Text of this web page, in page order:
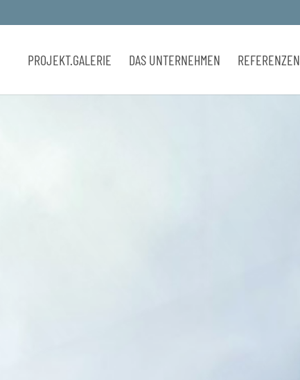
PROJEKT.GALERIE DAS UNTERNEHMEN REFERENZEN